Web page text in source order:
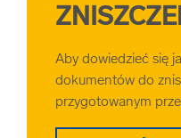
Aby dowiedzieć się
dokumentów do
przygotowanym